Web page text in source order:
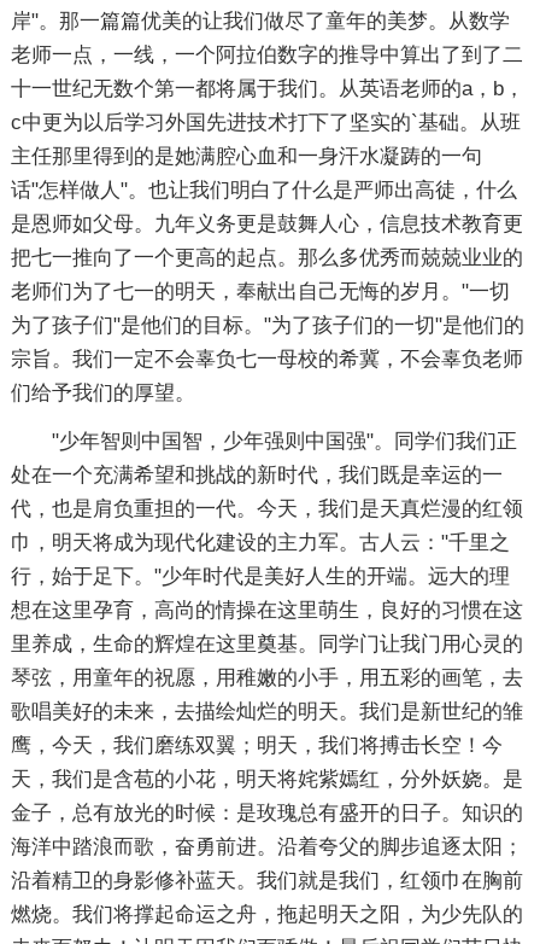
岸"。那一篇篇优美的让我们做尽了童年的美梦。从数学
老师一点，一线，一个阿拉伯数字的推导中算出了到了二
十一世纪无数个第一都将属于我们。从英语老师的a，b，
c中更为以后学习外国先进技术打下了坚实的`基础。从班
主任那里得到的是她满腔心血和一身汗水凝踌的一句
话"怎样做人"。也让我们明白了什么是严师出高徒，什么
是恩师如父母。九年义务更是鼓舞人心，信息技术教育更
把七一推向了一个更高的起点。那么多优秀而兢兢业业的
老师们为了七一的明天，奉献出自己无悔的岁月。"一切
为了孩子们"是他们的目标。"为了孩子们的一切"是他们的
宗旨。我们一定不会辜负七一母校的希冀，不会辜负老师
们给予我们的厚望。
"少年智则中国智，少年强则中国强"。同学们我们正
处在一个充满希望和挑战的新时代，我们既是幸运的一
代，也是肩负重担的一代。今天，我们是天真烂漫的红领
巾，明天将成为现代化建设的主力军。古人云："千里之
行，始于足下。"少年时代是美好人生的开端。远大的理
想在这里孕育，高尚的情操在这里萌生，良好的习惯在这
里养成，生命的辉煌在这里奠基。同学门让我门用心灵的
琴弦，用童年的祝愿，用稚嫩的小手，用五彩的画笔，去
歌唱美好的未来，去描绘灿烂的明天。我们是新世纪的雏
鹰，今天，我们磨练双翼；明天，我们将搏击长空！今
天，我们是含苞的小花，明天将姹紫嫣红，分外妖娆。是
金子，总有放光的时候：是玫瑰总有盛开的日子。知识的
海洋中踏浪而歌，奋勇前进。沿着夸父的脚步追逐太阳；
沿着精卫的身影修补蓝天。我们就是我们，红领巾在胸前
燃烧。我们将撑起命运之舟，拖起明天之阳，为少先队的